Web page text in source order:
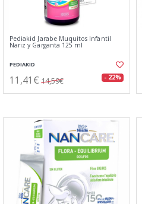
Pediakid Jarabe Muquitos Infantil
Nariz y Garganta 125 ml
PEDIAKID
11,41€ 14,59€ - 22%